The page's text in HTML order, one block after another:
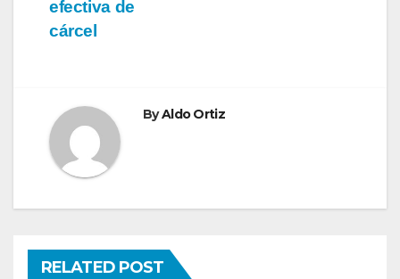
efectiva de
cárcel
ByAldo Ortiz
RELATED POST